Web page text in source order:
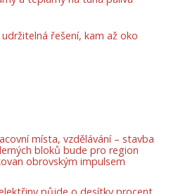
udržitelná řešení, kam až oko
místa, vzdělávání – stavba
bloků bude pro region
obrovským impulsem